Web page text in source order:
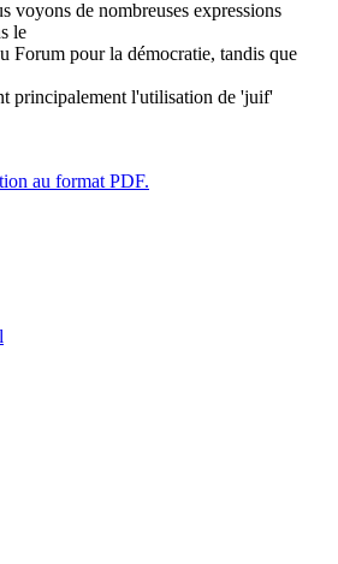
voyons de nombreuses expressions
le
Forum pour la démocratie, tandis que
principalement l'utilisation de 'juif'
au format PDF.